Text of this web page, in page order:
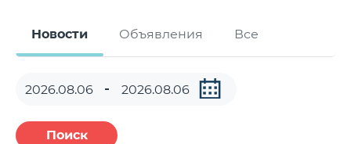
Новости Объявления Все
Поиск